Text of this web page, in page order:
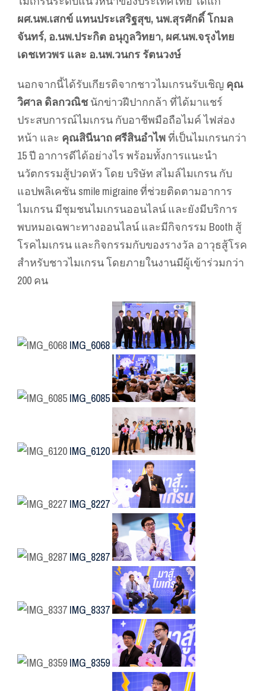
ผศ.นพ.เสกข์ แทนประเสริฐสุข, นพ.สุรศักดิ์ โกมล
จันทร์, อ.นพ.ประกิต อนุกูลวิทยา, ผศ.นพ.จรุงไทย
เดชเทวพร และ อ.นพ.วนกร รัตนวงษ์
นอกจากนี้ได้รับเกียรติจากชาวไมเกรนรับเชิญ คุณ
วิศาล ดิลกวณิชนักข่าวฝีปากกล้า ที่ได้มาแชร์
ประสบการณ์ไมเกรน กับอาชีพมือถือไมค์ ไฟส่อง
หน้า และ คุณสินีนาถ ศรีสินอำไพที่เป็นไมเกรนกว่า
15 ปี อาการดีได้อย่างไร พร้อมทั้งการแนะนำ
นวัตกรรมสู้ปวดหัว โดย บริษัท สไมล์ไมเกรน กับ
แอปพลิเคชัน smile migraine ที่ช่วยติดตามอาการ
ไมเกรน มีชุมชนไมเกรนออนไลน์ และยังมีบริการ
พบหมอเฉพาะทางออนไลน์ และมีกิจกรรม Booth สู้
โรคไมเกรน และกิจกรรมกับของรางวัล อาวุธสู้โรค
สำหรับชาวไมเกรน โดยภายในงานมีผู้เข้าร่วมกว่า
200 คน
IMG_6068
IMG_6085
IMG_6120
IMG_8227
IMG_8287
IMG_8337
IMG_8359